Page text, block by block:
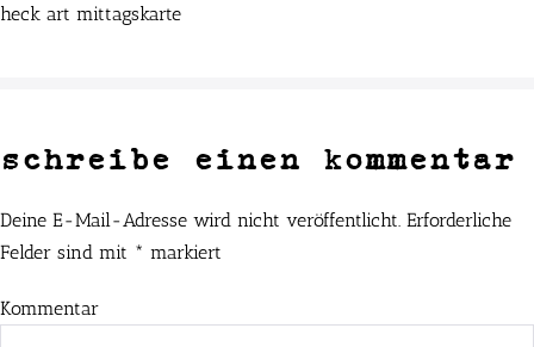
heck art mittagskarte
schreibe einen kommentar
Deine E-Mail-Adresse wird nicht veröffentlicht. Erforderliche
Felder sind mit * markiert
Kommentar